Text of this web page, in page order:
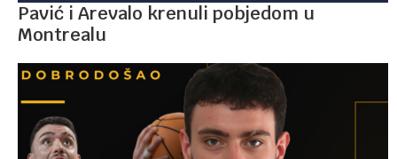
Pavić i Arevalo krenuli pobjedom u
Montrealu